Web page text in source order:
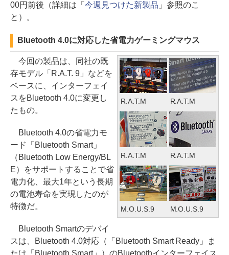
00円前後（詳細は「 今週見つけた新製品 」参照のこ
と）。
Bluetooth 4.0に対応した省電力ゲーミングマウス
R.A.T.M R.A.T.M
R.A.T.M R.A.T.M
M.O.U.S.9 M.O.U.S.9
今回の製品は、同社の既
存モデル「R.A.T. 9」などを
ベースに、インターフェイ
スをBluetooth 4.0に変更し
たもの。
Bluetooth 4.0の省電力モ
ード「Bluetooth Smart」
（Bluetooth Low Energy/BL
E）をサポートすることで省
電力化、最大1年という長期
の電池寿命を実現したのが
特徴だ。
Bluetooth Smartのデバイ
スは、Bluetooth 4.0対応（「Bluetooth Smart Ready」ま
たは「Bluetooth Smart」）のBluetoothインターフェイス